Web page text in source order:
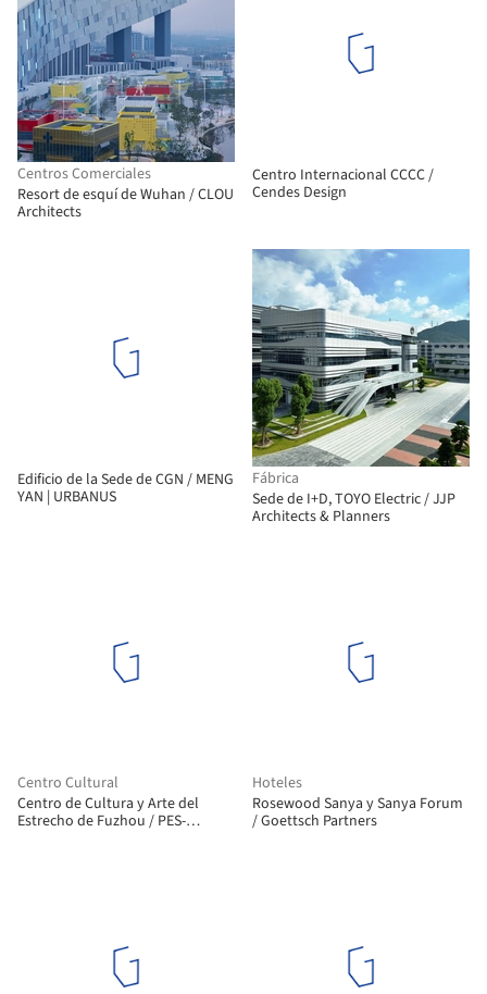
Centros Comerciales
Resort de esquí de Wuhan / CLOU
Architects
Centro Internacional CCCC /
Cendes Design
Edificio de la Sede de CGN / MENG
YAN | URBANUS
Fábrica
Sede de I+D, TOYO Electric / JJP
Architects & Planners
Centro Cultural
Centro de Cultura y Arte del
Estrecho de Fuzhou / PES-
Hoteles
Rosewood Sanya y Sanya Forum
/ Goettsch Partners